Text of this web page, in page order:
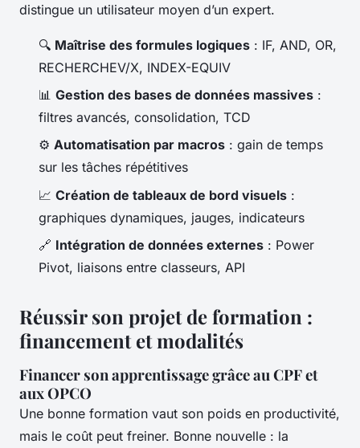
distingue un utilisateur moyen d’un expert.
🔍 Maîtrise des formules logiques : IF, AND, OR,
RECHERCHEV/X, INDEX-EQUIV
📊 Gestion des bases de données massives :
filtres avancés, consolidation, TCD
⚙️ Automatisation par macros : gain de temps
sur les tâches répétitives
📈 Création de tableaux de bord visuels :
graphiques dynamiques, jauges, indicateurs
🔗 Intégration de données externes : Power
Pivot, liaisons entre classeurs, API
Réussir son projet de formation :
financement et modalités
Financer son apprentissage grâce au CPF et
aux OPCO
Une bonne formation vaut son poids en productivité,
mais le coût peut freiner. Bonne nouvelle : la